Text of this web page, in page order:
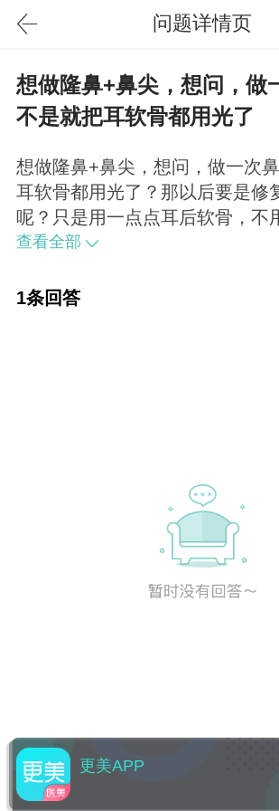
问题详情页
想做隆鼻+鼻尖，想问，做
不是就把耳软骨都用光了
想做隆鼻+鼻尖，想问，做一次
耳软骨都用光了？那以后要是修
呢？只是用一点点耳后软骨，不
光，先预祝你一次性做好！
查看全部
1条回答
更美APP